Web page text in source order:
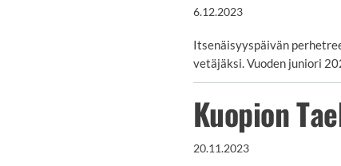
6.12.2023
Itsenäisyyspäivän
vetäjäksi. Vuoden juniori
Kuopion
20.11.2023